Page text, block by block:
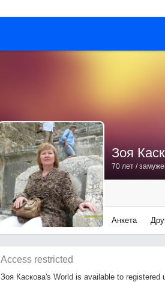
Зоя
70 лет/
Анкета
Access restricted
Зоя Каскова's World is available to registered